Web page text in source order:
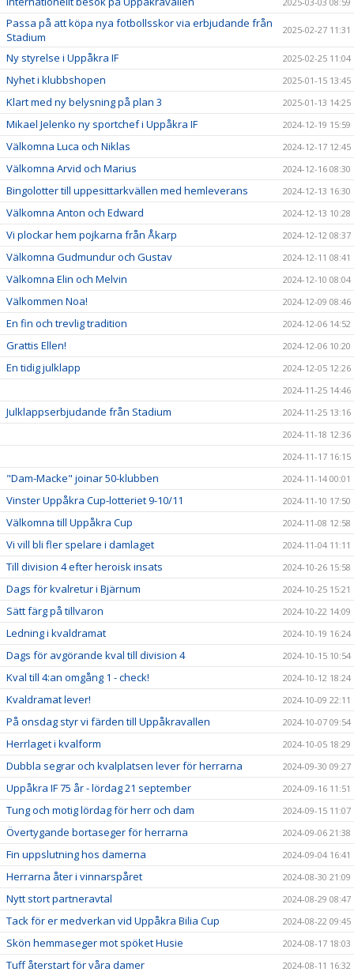
Passa på att köpa nya fotbollsskor via erbjudande från
Stadium
2025-02-27 11:31
Ny styrelse i Uppåkra IF 2025-02-25 11:04
Nyhet i klubbshopen 2025-01-15 13:45
Klart med ny belysning på plan 3 2025-01-13 14:25
Mikael Jelenko ny sportchef i Uppåkra IF 2024-12-19 15:59
Välkomna Luca och Niklas 2024-12-17 12:45
Välkomna Arvid och Marius 2024-12-16 08:30
Bingolotter till uppesittarkvällen med hemleverans 2024-12-13 16:30
Välkomna Anton och Edward 2024-12-13 10:28
Vi plockar hem pojkarna från Åkarp 2024-12-12 08:37
Välkomna Gudmundur och Gustav 2024-12-11 08:41
Välkomna Elin och Melvin 2024-12-10 08:04
Välkommen Noa! 2024-12-09 08:46
En fin och trevlig tradition 2024-12-06 14:52
Grattis Ellen! 2024-12-06 10:20
En tidig julklapp
2024-12-05 12:26
2024-11-25 14:46
Julklappserbjudande från Stadium
2024-11-25 13:16
2024-11-18 12:36
2024-11-17 16:15
"Dam-Macke" joinar 50-klubben 2024-11-14 00:01
Vinster Uppåkra Cup-lotteriet 9-10/11 2024-11-10 17:50
Välkomna till Uppåkra Cup 2024-11-08 12:58
Vi vill bli fler spelare i damlaget 2024-11-04 11:11
Till division 4 efter heroisk insats 2024-10-26 15:58
Dags för kvalretur i Bjärnum 2024-10-25 15:21
Sätt färg på tillvaron 2024-10-22 14:09
Ledning i kvaldramat 2024-10-19 16:24
Dags för avgörande kval till division 4 2024-10-15 10:54
Kval till 4:an omgång 1 - check! 2024-10-12 18:24
Kvaldramat lever! 2024-10-09 22:11
På onsdag styr vi färden till Uppåkravallen 2024-10-07 09:54
Herrlaget i kvalform 2024-10-05 18:29
Dubbla segrar och kvalplatsen lever för herrarna 2024-09-30 09:27
Uppåkra IF 75 år - lördag 21 september 2024-09-16 11:51
Tung och motig lördag för herr och dam 2024-09-15 11:07
Övertygande bortaseger för herrarna 2024-09-06 21:38
Fin uppslutning hos damerna 2024-09-04 16:41
Herrarna åter i vinnarspåret 2024-08-30 21:09
Nytt stort partneravtal 2024-08-29 08:47
Tack för er medverkan vid Uppåkra Bilia Cup 2024-08-22 09:45
Skön hemmaseger mot spöket Husie 2024-08-17 18:03
Tuff återstart för våra damer 2024-08-11 16:32